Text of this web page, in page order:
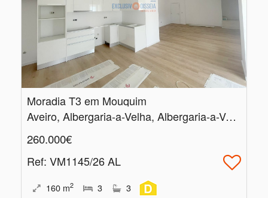
Moradia T3 em Mouquim
Aveiro, Albergaria-a-Velha, Albergaria-a-Velha e Valmaior
260.000€
Ref: VM1145/26 AL
160 m2 3 3